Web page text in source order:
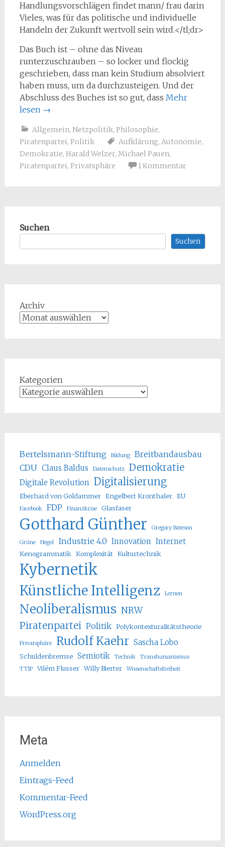
Handlungsvorschlägen findet mann/ frau darin
Vieles, was für das politische und individuelle
Handeln der Zukunft wertvoll sein wird.</tl;dr>
Das Buch ist – ohne das Niveau
runterzuschrauben – so locker und flockig
geschrieben, dass man kein Studium absolviert
haben muss, um da durchzusteigen. Und der
Abschluss des Buches ist so gut, dass Mehr
lesen →
Allgemein, Netzpolitik, Philosophie,
Piratenpartei, Politik Aufklärung, Autonomie,
Demokratie, Harald Welzer, Michael Pauen,
Piratenpartei, Privatsphäre 1 Kommentar
Suchen
Suchen
Archiv
Kategorien
Bertelsmann-Stiftung Bildung
Breitbandausbau
CDU Claus Baldus Datenschutz Demokratie
Digitale Revolution Digitalisierung
Eberhard von Goldammer Engelbert Kronthaler EU
Facebook FDP Finanzkrise Glasfaser
Gotthard Günther Gregory Bateson
Grüne Hegel Industrie 4.0 Innovation Internet
Kenogrammatik Komplexität Kulturtechnik
Kybernetik
Künstliche Intelligenz Lernen
Neoliberalismus NRW
Piratenpartei Politik Polykontexturalitätstheorie
Privatsphäre Rudolf Kaehr Sascha Lobo
Schuldenbremse Semiotik Technik
Transhumanismus
TTIP
Vilém Flusser Willy Bierter Wissenschaftsfreiheit
Meta
Anmelden
Eintrags-Feed
Kommentar-Feed
WordPress.org